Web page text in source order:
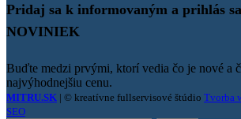
Pridaj sa k informovaným a prihlás
NOVINIEK
Buďte medzi prvými, ktorí vedia čo je nové a
najvýhodnejšiu cenu.
MITRU.SK | © kreatívne fullservisové štúdio Tvorba
SEO